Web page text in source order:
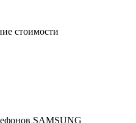
стоимости
SAMSUNG